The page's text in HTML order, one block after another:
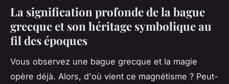
La signification profonde de la bague
grecque et son héritage symbolique au
fil des époques
Vous observez une bague grecque et la magie
opère déjà. Alors, d'où vient ce magnétisme ? Peut-